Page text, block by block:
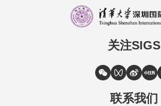
关注SIGS
联系我们